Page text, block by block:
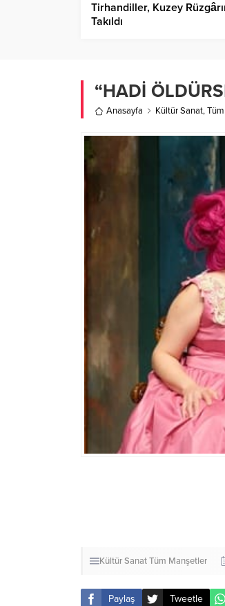
Tirhandiller, Kuzey
Takıldı
“HADİ
Anasayfa Kültür Sanat,
Kültür SanatTüm Manşetler
Paylaş Tweetle